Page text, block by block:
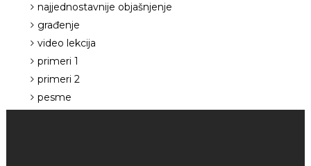
najjednostavnije objašnjenje
građenje
video lekcija
primeri 1
primeri 2
pesme